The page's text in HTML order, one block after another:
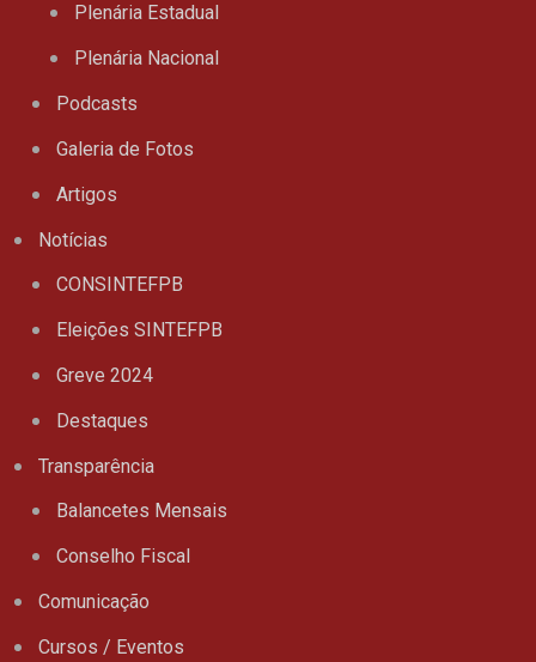
Plenária Estadual
Plenária Nacional
Podcasts
Galeria de Fotos
Artigos
Notícias
CONSINTEFPB
Eleições SINTEFPB
Greve 2024
Destaques
Transparência
Balancetes Mensais
Conselho Fiscal
Comunicação
Cursos / Eventos